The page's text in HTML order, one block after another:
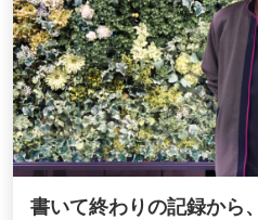
書いて終わりの記録から